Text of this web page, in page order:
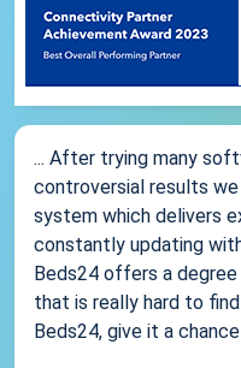
... After trying many
controversial results
system which delivers
constantly updating
Beds24 offers a
that is really hard to
Beds24, give it a